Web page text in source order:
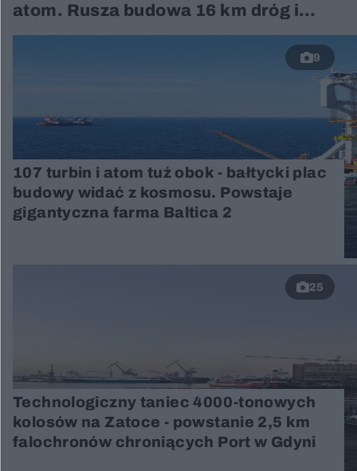
atom. Rusza budowa 16 km dróg i
zaplecza
9
107 turbin i atom tuż obok - bałtycki plac
budowy widać z kosmosu. Powstaje
gigantyczna farma Baltica 2
25
Technologiczny taniec 4000-tonowych
kolosów na Zatoce - powstanie 2,5 km
falochronów chroniących Port w Gdyni